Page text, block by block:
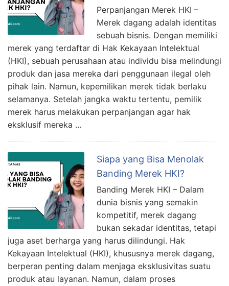
Perpanjangan Merek HKI –
Merek dagang adalah identitas
sebuah bisnis. Dengan memiliki
merek yang terdaftar di Hak Kekayaan Intelektual
(HKI), sebuah perusahaan atau individu bisa melindungi
produk dan jasa mereka dari penggunaan ilegal oleh
pihak lain. Namun, kepemilikan merek tidak berlaku
selamanya. Setelah jangka waktu tertentu, pemilik
merek harus melakukan perpanjangan agar hak
eksklusif mereka …
Siapa yang Bisa Menolak
Banding Merek HKI?
Banding Merek HKI – Dalam
dunia bisnis yang semakin
kompetitif, merek dagang
bukan sekadar identitas, tetapi
juga aset berharga yang harus dilindungi. Hak
Kekayaan Intelektual (HKI), khususnya merek dagang,
berperan penting dalam menjaga eksklusivitas suatu
produk atau layanan. Namun, dalam proses